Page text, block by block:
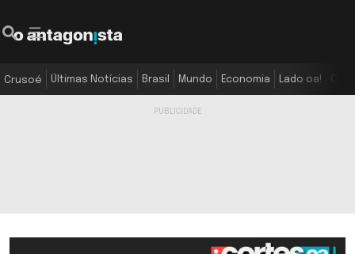
Crusoé Últimas Notícias Brasil Mundo Economia Lado oa!